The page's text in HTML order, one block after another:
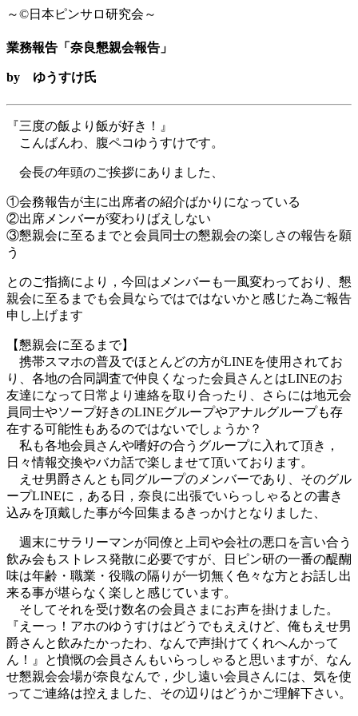
～©日本ピンサロ研究会～
業務報告「奈良懇親会報告」
by ゆうすけ氏
『三度の飯より飯が好き！』
こんばんわ、腹ペコゆうすけです。
会長の年頭のご挨拶にありました、
①会務報告が主に出席者の紹介ばかりになっている
②出席メンバーが変わりばえしない
③懇親会に至るまでと会員同士の懇親会の楽しさの報告を願
う
とのご指摘により，今回はメンバーも一風変わっており、懇
親会に至るまでも会員ならではではないかと感じた為ご報告
申し上げます
【懇親会に至るまで】
携帯スマホの普及でほとんどの方がLINEを使用されてお
り、各地の合同調査で仲良くなった会員さんとはLINEのお
友達になって日常より連絡を取り合ったり、さらには地元会
員同士やソープ好きのLINEグループやアナルグループも存
在する可能性もあるのではないでしょうか？
私も各地会員さんや嗜好の合うグループに入れて頂き，
日々情報交換やバカ話で楽しませて頂いております。
えせ男爵さんとも同グループのメンバーであり、そのグル
ープLINEに，ある日，奈良に出張でいらっしゃるとの書き
込みを頂戴した事が今回集まるきっかけとなりました、
週末にサラリーマンが同僚と上司や会社の悪口を言い合う
飲み会もストレス発散に必要ですが、日ピン研の一番の醍醐
味は年齢・職業・役職の隔りが一切無く色々な方とお話し出
来る事が堪らなく楽しと感じています。
そしてそれを受け数名の会員さまにお声を掛けました。
『えーっ！アホのゆうすけはどうでもええけど、俺もえせ男
爵さんと飲みたかったわ、なんで声掛けてくれへんかって
ん！』と憤慨の会員さんもいらっしゃると思いますが、なん
せ懇親会会場が奈良なんで，少し遠い会員さんには、気を使
ってご連絡は控えました、その辺りはどうかご理解下さい。